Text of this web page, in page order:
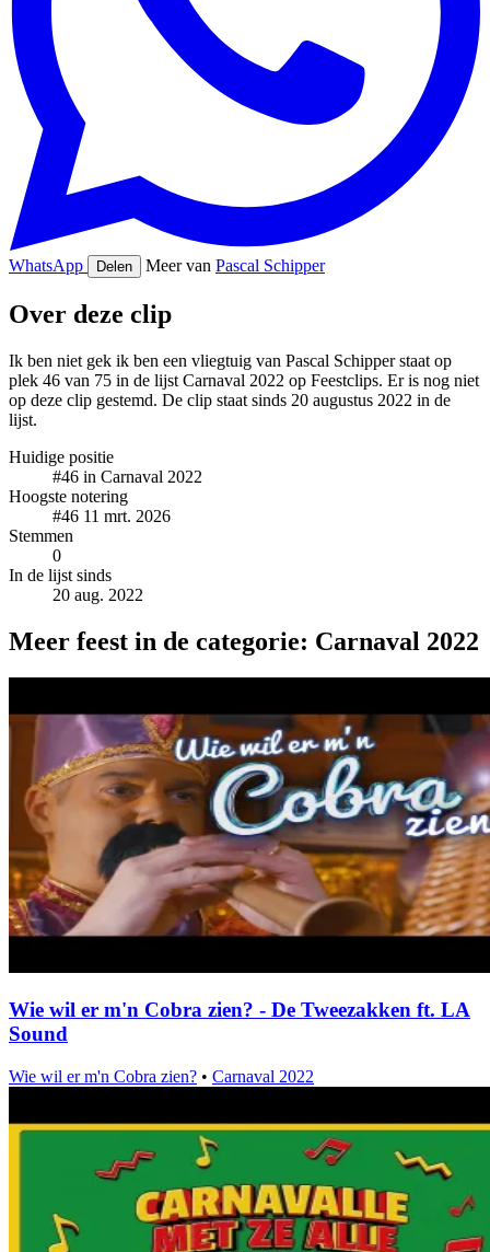
WhatsApp Delen Meer van Pascal Schipper
Over deze clip
Ik ben niet gek ik ben een vliegtuig van Pascal Schipper staat op
plek 46 van 75 in de lijst Carnaval 2022 op Feestclips. Er is nog niet
op deze clip gestemd. De clip staat sinds 20 augustus 2022 in de
lijst.
Huidige positie
#46 in Carnaval 2022
Hoogste notering
#46 11 mrt. 2026
Stemmen
0
In de lijst sinds
20 aug. 2022
Meer feest in de categorie: Carnaval 2022
Wie wil er m'n Cobra zien? - De Tweezakken ft. LA
Sound
Wie wil er m'n Cobra zien? • Carnaval 2022